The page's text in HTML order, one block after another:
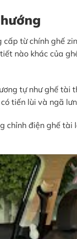
từ chính ghế
nào khác của
tự như ghế tài
tiến lùi và ngã
điện ghế